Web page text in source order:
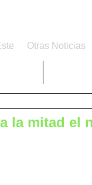
Otras Noticias
la mitad el